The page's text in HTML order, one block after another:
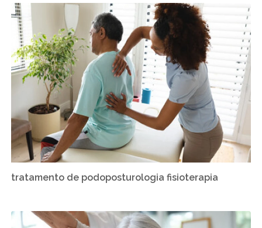
tratamento de podoposturologia fisioterapia